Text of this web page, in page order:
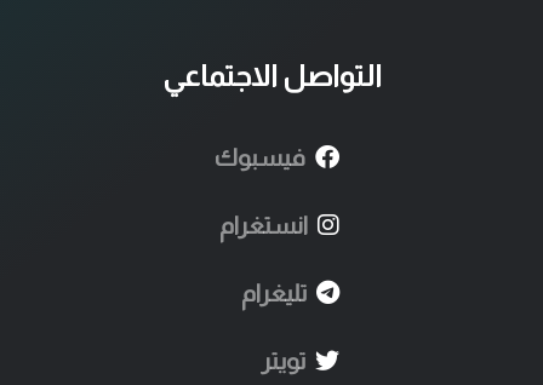
التواصل الاجتماعي
فيسبوك
انستغرام
تليغرام
تويتر